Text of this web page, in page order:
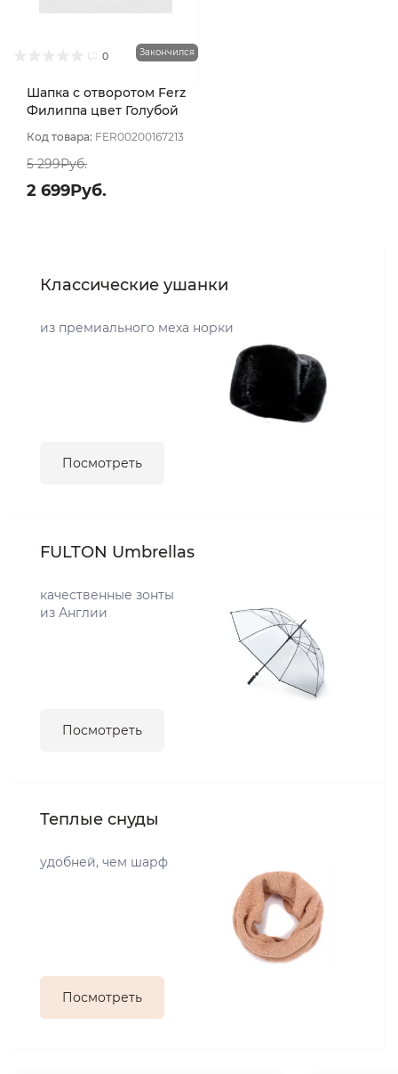
0 Закончился
Шапка с отворотом Ferz
Филиппа цвет Голубой
Код товара: FER00200167213
5 299Руб.
2 699Руб.
Классические ушанки
из премиального меха норки
Посмотреть
FULTON Umbrellas
качественные зонты
из Англии
Посмотреть
Теплые снуды
удобней, чем шарф
Посмотреть